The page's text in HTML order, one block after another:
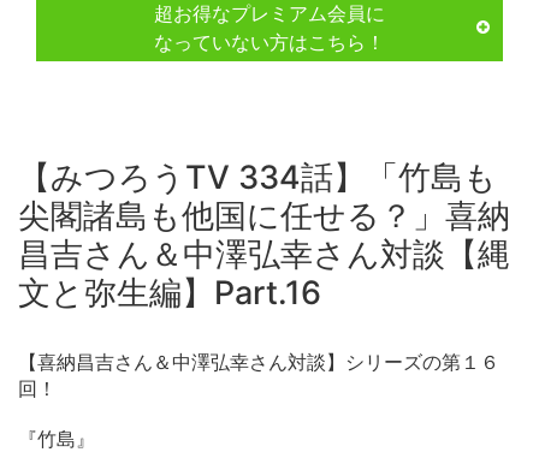
超お得なプレミアム会員に
なっていない方はこちら！
【みつろうTV 334話】「竹島も
尖閣諸島も他国に任せる？」喜納
昌吉さん＆中澤弘幸さん対談【縄
文と弥生編】Part.16
【喜納昌吉さん＆中澤弘幸さん対談】シリーズの第１６
回！
『竹島』